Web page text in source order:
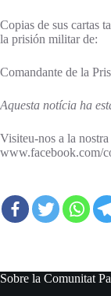
Copias de sus cartas
la prisión militar de:
Comandante de la
Aquesta notícia ha
Visiteu-nos a la
www.facebook.com/
Sobre la Comunitat